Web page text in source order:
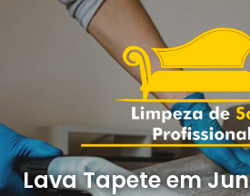
Lava Tapete em